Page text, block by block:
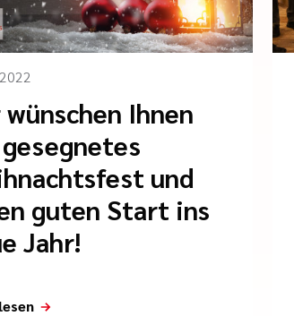
Ihnen
und
guten Start ins
Jahr!